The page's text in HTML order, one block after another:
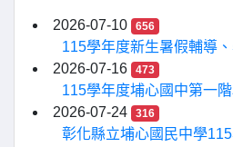
2026-07-10 656
115學年度新生暑假輔導
2026-07-16
473
115學年度埔心國中第一
2026-07-24
316
彰化縣立埔心國民中學